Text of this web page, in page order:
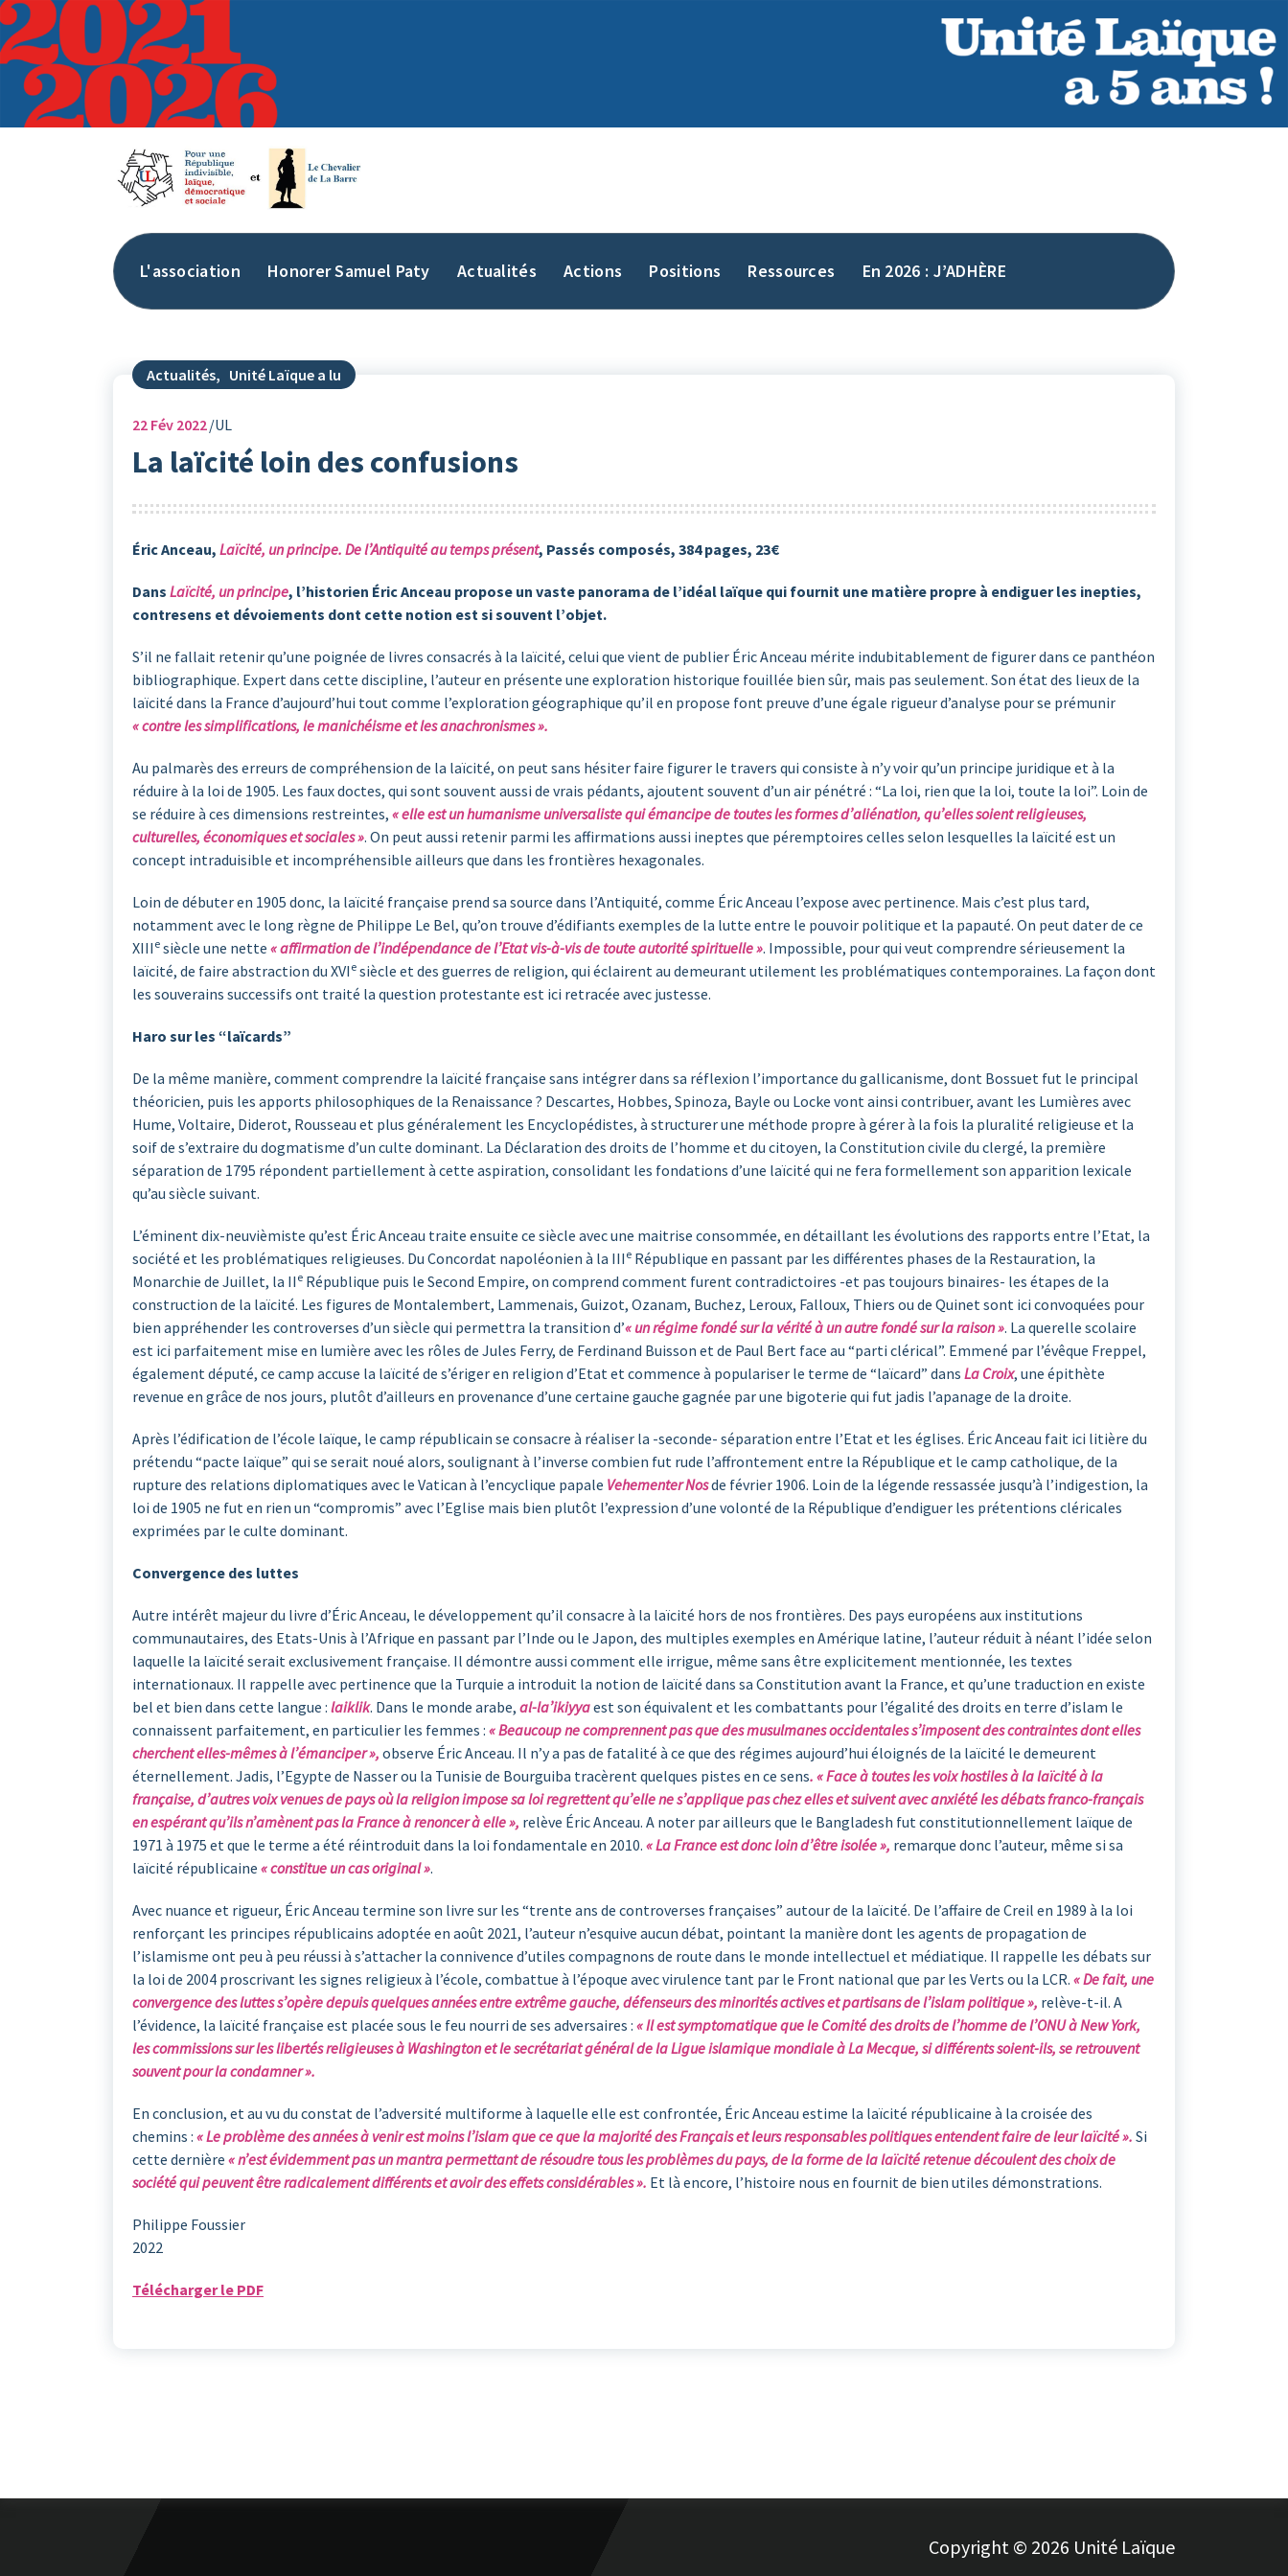
Aller
au
contenu
L'association Honorer Samuel Paty Actualités Actions Positions Ressources En 2026 : J’ADHÈRE
Actualités, Unité Laïque a lu
22 Fév 2022 UL
La laïcité loin des confusions
Éric Anceau, Laïcité, un principe. De l’Antiquité au temps présent, Passés composés, 384 pages, 23€
Dans Laïcité, un principe, l’historien Éric Anceau propose un vaste panorama de l’idéal laïque qui fournit une matière propre à endiguer les inepties,
contresens et dévoiements dont cette notion est si souvent l’objet.
S’il ne fallait retenir qu’une poignée de livres consacrés à la laïcité, celui que vient de publier Éric Anceau mérite indubitablement de figurer dans ce panthéon
bibliographique. Expert dans cette discipline, l’auteur en présente une exploration historique fouillée bien sûr, mais pas seulement. Son état des lieux de la
laïcité dans la France d’aujourd’hui tout comme l’exploration géographique qu’il en propose font preuve d’une égale rigueur d’analyse pour se prémunir
« contre les simplifications, le manichéisme et les anachronismes ».
Au palmarès des erreurs de compréhension de la laïcité, on peut sans hésiter faire figurer le travers qui consiste à n’y voir qu’un principe juridique et à la
réduire à la loi de 1905. Les faux doctes, qui sont souvent aussi de vrais pédants, ajoutent souvent d’un air pénétré : “La loi, rien que la loi, toute la loi”. Loin de
se réduire à ces dimensions restreintes, « elle est un humanisme universaliste qui émancipe de toutes les formes d’aliénation, qu’elles soient religieuses,
culturelles, économiques et sociales ». On peut aussi retenir parmi les affirmations aussi ineptes que péremptoires celles selon lesquelles la laïcité est un
concept intraduisible et incompréhensible ailleurs que dans les frontières hexagonales.
Loin de débuter en 1905 donc, la laïcité française prend sa source dans l’Antiquité, comme Éric Anceau l’expose avec pertinence. Mais c’est plus tard,
notamment avec le long règne de Philippe Le Bel, qu’on trouve d’édifiants exemples de la lutte entre le pouvoir politique et la papauté. On peut dater de ce
XIII e siècle une nette « affirmation de l’indépendance de l’Etat vis-à-vis de toute autorité spirituelle ». Impossible, pour qui veut comprendre sérieusement la
laïcité, de faire abstraction du XVI e siècle et des guerres de religion, qui éclairent au demeurant utilement les problématiques contemporaines. La façon dont
les souverains successifs ont traité la question protestante est ici retracée avec justesse.
Haro sur les “laïcards”
De la même manière, comment comprendre la laïcité française sans intégrer dans sa réflexion l’importance du gallicanisme, dont Bossuet fut le principal
théoricien, puis les apports philosophiques de la Renaissance ? Descartes, Hobbes, Spinoza, Bayle ou Locke vont ainsi contribuer, avant les Lumières avec
Hume, Voltaire, Diderot, Rousseau et plus généralement les Encyclopédistes, à structurer une méthode propre à gérer à la fois la pluralité religieuse et la
soif de s’extraire du dogmatisme d’un culte dominant. La Déclaration des droits de l’homme et du citoyen, la Constitution civile du clergé, la première
séparation de 1795 répondent partiellement à cette aspiration, consolidant les fondations d’une laïcité qui ne fera formellement son apparition lexicale
qu’au siècle suivant.
L’éminent dix-neuvièmiste qu’est Éric Anceau traite ensuite ce siècle avec une maitrise consommée, en détaillant les évolutions des rapports entre l’Etat, la
société et les problématiques religieuses. Du Concordat napoléonien à la III e République en passant par les différentes phases de la Restauration, la
Monarchie de Juillet, la II e République puis le Second Empire, on comprend comment furent contradictoires -et pas toujours binaires- les étapes de la
construction de la laïcité. Les figures de Montalembert, Lammenais, Guizot, Ozanam, Buchez, Leroux, Falloux, Thiers ou de Quinet sont ici convoquées pour
bien appréhender les controverses d’un siècle qui permettra la transition d’« un régime fondé sur la vérité à un autre fondé sur la raison ». La querelle scolaire
est ici parfaitement mise en lumière avec les rôles de Jules Ferry, de Ferdinand Buisson et de Paul Bert face au “parti clérical”. Emmené par l’évêque Freppel,
également député, ce camp accuse la laïcité de s’ériger en religion d’Etat et commence à populariser le terme de “laïcard” dans La Croix, une épithète
revenue en grâce de nos jours, plutôt d’ailleurs en provenance d’une certaine gauche gagnée par une bigoterie qui fut jadis l’apanage de la droite.
Après l’édification de l’école laïque, le camp républicain se consacre à réaliser la -seconde- séparation entre l’Etat et les églises. Éric Anceau fait ici litière du
prétendu “pacte laïque” qui se serait noué alors, soulignant à l’inverse combien fut rude l’affrontement entre la République et le camp catholique, de la
rupture des relations diplomatiques avec le Vatican à l’encyclique papale Vehementer Nosde février 1906. Loin de la légende ressassée jusqu’à l’indigestion, la
loi de 1905 ne fut en rien un “compromis” avec l’Eglise mais bien plutôt l’expression d’une volonté de la République d’endiguer les prétentions cléricales
exprimées par le culte dominant.
Convergence des luttes
Autre intérêt majeur du livre d’Éric Anceau, le développement qu’il consacre à la laïcité hors de nos frontières. Des pays européens aux institutions
communautaires, des Etats-Unis à l’Afrique en passant par l’Inde ou le Japon, des multiples exemples en Amérique latine, l’auteur réduit à néant l’idée selon
laquelle la laïcité serait exclusivement française. Il démontre aussi comment elle irrigue, même sans être explicitement mentionnée, les textes
internationaux. Il rappelle avec pertinence que la Turquie a introduit la notion de laïcité dans sa Constitution avant la France, et qu’une traduction en existe
bel et bien dans cette langue : laiklik. Dans le monde arabe, al-la’ikiyyaest son équivalent et les combattants pour l’égalité des droits en terre d’islam le
connaissent parfaitement, en particulier les femmes : « Beaucoup ne comprennent pas que des musulmanes occidentales s’imposent des contraintes dont elles
cherchent elles-mêmes à l’émanciper », observe Éric Anceau. Il n’y a pas de fatalité à ce que des régimes aujourd’hui éloignés de la laïcité le demeurent
éternellement. Jadis, l’Egypte de Nasser ou la Tunisie de Bourguiba tracèrent quelques pistes en ce sens. « Face à toutes les voix hostiles à la laïcité à la
française, d’autres voix venues de pays où la religion impose sa loi regrettent qu’elle ne s’applique pas chez elles et suivent avec anxiété les débats franco-français
en espérant qu’ils n’amènent pas la France à renoncer à elle », relève Éric Anceau. A noter par ailleurs que le Bangladesh fut constitutionnellement laïque de
1971 à 1975 et que le terme a été réintroduit dans la loi fondamentale en 2010. « La France est donc loin d’être isolée », remarque donc l’auteur, même si sa
laïcité républicaine « constitue un cas original ».
Avec nuance et rigueur, Éric Anceau termine son livre sur les “trente ans de controverses françaises” autour de la laïcité. De l’affaire de Creil en 1989 à la loi
renforçant les principes républicains adoptée en août 2021, l’auteur n’esquive aucun débat, pointant la manière dont les agents de propagation de
l’islamisme ont peu à peu réussi à s’attacher la connivence d’utiles compagnons de route dans le monde intellectuel et médiatique. Il rappelle les débats sur
la loi de 2004 proscrivant les signes religieux à l’école, combattue à l’époque avec virulence tant par le Front national que par les Verts ou la LCR. « De fait, une
convergence des luttes s’opère depuis quelques années entre extrême gauche, défenseurs des minorités actives et partisans de l’islam politique », relève-t-il. A
l’évidence, la laïcité française est placée sous le feu nourri de ses adversaires : « Il est symptomatique que le Comité des droits de l’homme de l’ONU à New York,
les commissions sur les libertés religieuses à Washington et le secrétariat général de la Ligue islamique mondiale à La Mecque, si différents soient-ils, se retrouvent
souvent pour la condamner ».
En conclusion, et au vu du constat de l’adversité multiforme à laquelle elle est confrontée, Éric Anceau estime la laïcité républicaine à la croisée des
chemins : « Le problème des années à venir est moins l’islam que ce que la majorité des Français et leurs responsables politiques entendent faire de leur laïcité ». Si
cette dernière « n’est évidemment pas un mantra permettant de résoudre tous les problèmes du pays, de la forme de la laïcité retenue découlent des choix de
société qui peuvent être radicalement différents et avoir des effets considérables ». Et là encore, l’histoire nous en fournit de bien utiles démonstrations.
Philippe Foussier
2022
Télécharger le PDF
Copyright © 2026 Unité Laïque